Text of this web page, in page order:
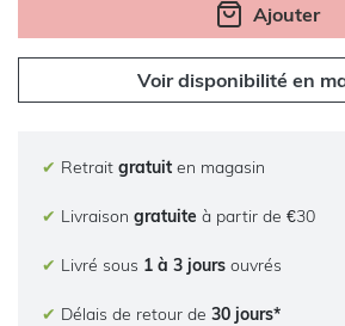
Ajouter
Voir disponibilité en
✔ Retrait gratuit en magasin
✔ Livraison gratuite à partir de €30
✔ Livré sous 1 à 3 jours ouvrés
✔ Délais de retour de 30 jours*